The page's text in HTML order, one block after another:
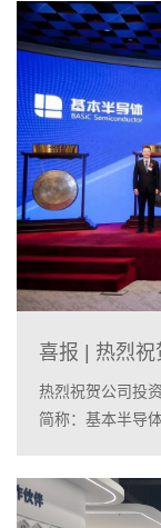
喜报 | 热烈
热烈祝贺公司投
简称：基本半导